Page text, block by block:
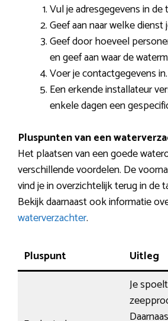
Vul je adresgegevens in de
Geef aan naar welke dienst
Geef door hoeveel
en geef aan waar de
Voer je contactgegevens in.
Een erkende installateur
enkele dagen een
Pluspunten van een
Het plaatsen van een goede
verschillende voordelen. De
vind je in overzichtelijk terug in de
Bekijk daarnaast ook informatie
waterverzachter.
Pluspunt Uitleg
Je